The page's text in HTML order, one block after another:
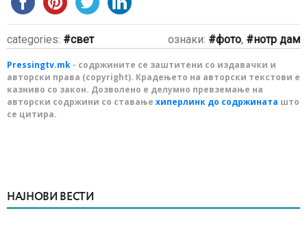
categories: свет ознаки: фото, нотр дам
Pressingtv.mk - содржините се заштитени со издавачки и
авторски права (copyright). Крадењето на авторски текстови е
казниво со закон. Дозволено е делумно превземање на
авторски содржини со ставање хиперлинк до содржината што
се цитира.
НАЈНОВИ ВЕСТИ